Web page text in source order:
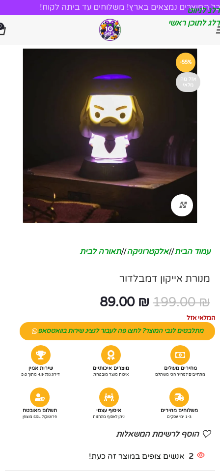
דלג לניווט
דלג לתוכן ראשי
כל המוצרים נמצאים בארץ! משלוחים עד ביתה לקוח!
-55%
אזל מה
מלאי
לחץ להגדלה
עמוד הבית/ אלקטרוניקה/ תאורה לבית
מנורת אייקון דמבלדור
199.00₪
89.00 ₪
המלאי אזל
מתלבטים לגבי המוצר? לחצו פה לעבור לנציג שירות בוואטסאפ
מחירים מעולים
מתחייבים למחיר הכי משתלם
מוצרים איכותיים
איכות מוצר מובטחת
שירות אמין
דירוג גוגל 4.9 מתוך 5.0
משלוחים מהירים
1-3 ימי עסקים
איסוף עצמי
ניתן לאסוף מהחנות
תשלום מאובטח
פרוטוקול SSL מוצפן
הוסף לרשימת המשאלות
2 אנשים צופים במוצר זה כעת!